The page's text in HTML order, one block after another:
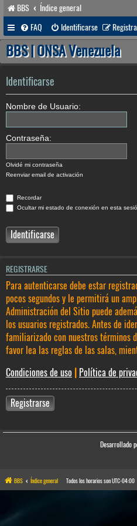
BBS
Índice general
FAQ
Identificarse
BBS | ONSA Venezuela
Identificarse
Nombre de Usuario:
Contraseña:
Olvidé mi contraseña
Reenviar email de activación
Recordar
Ocultar mi estado de conexión en esta
REGISTRARSE
Para autenticarse debe estar
pocos segundos y le permitirá un
Administración del Sitio puede
los usuarios registrados. Antes de
familiarizado con nuestros términos
favor lea las reglas de las salas,
Condiciones de uso
Política de
Registrarse
Desarrollado
BBS Índice general Todos los horarios sonUTC-04:00